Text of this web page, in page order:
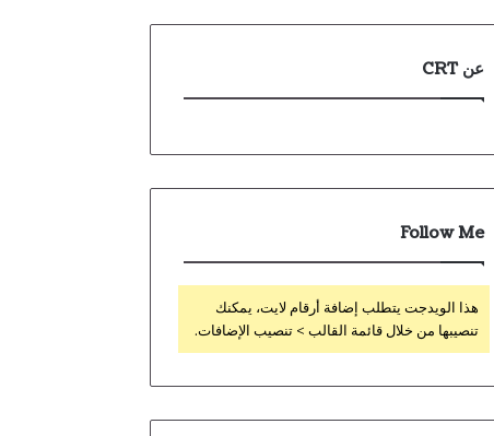
عن CRT
Follow Me
هذا الويدجت يتطلب إضافة أرقام لايت، يمكنك
تنصيبها من خلال قائمة القالب > تنصيب الإضافات.